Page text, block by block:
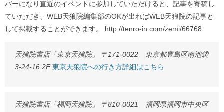
バーになり直近のイベントに参加していただけると、記事を寄稿し
ていただき、WEB天狼院編集部のOKが出ればWEB天狼院の記事と
して掲載することができます。 http://tenro-in.com/zemi/66768
天狼院書店「東京天狼院」 〒171-0022 東京都豊島区南池袋
3-24-16 2F 東京天狼院への行き方詳細はこちら
天狼院書店「福岡天狼院」 〒810-0021 福岡県福岡市中央区